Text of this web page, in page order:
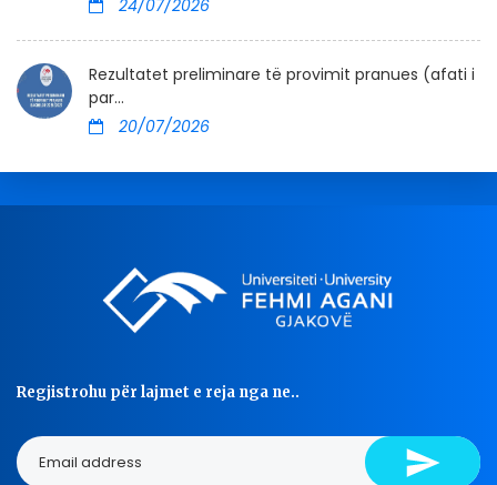
24/07/2026
Rezultatet preliminare të provimit pranues (afati i
par...
20/07/2026
Regjistrohu për lajmet e reja nga ne..